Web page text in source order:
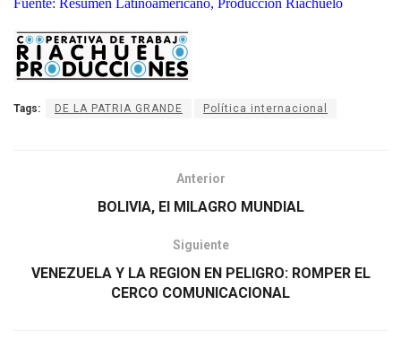
Tags: DE LA PATRIA GRANDE Política internacional
Anterior
BOLIVIA, El MILAGRO MUNDIAL
Siguiente
VENEZUELA Y LA REGION EN PELIGRO: ROMPER EL
CERCO COMUNICACIONAL